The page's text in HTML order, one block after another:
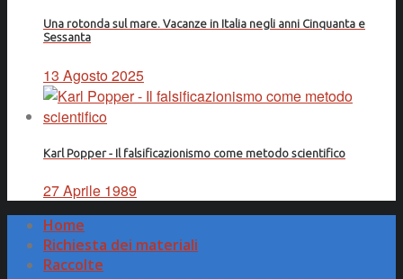
Una rotonda sul mare. Vacanze in Italia negli anni Cinquanta e
Sessanta
13 Agosto 2025
Karl Popper - Il falsificazionismo come metodo scientifico
27 Aprile 1989
Home
Richiesta dei materiali
Raccolte